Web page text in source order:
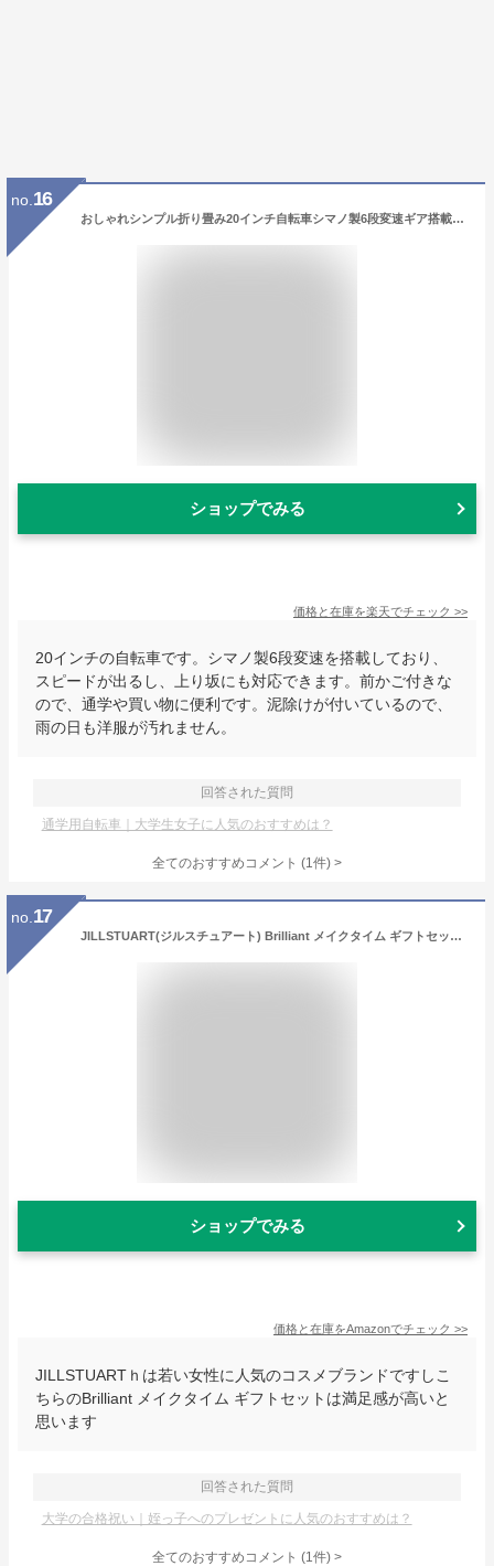
no. 16
おしゃれシンプル折り畳み20インチ自転車シマノ製6段変速ギア搭載折りたたみ自転車 ホワイト ブラック イエロー グリーン グレージュレッド ベージュピンク ネイビー シルバー 折り畳み収納 LEDライト＆フェンダー＆前かご＆ワイヤー錠装備 通勤通学にもマッチ
ショップでみる
価格と在庫を楽天でチェック >>
20インチの自転車です。シマノ製6段変速を搭載しており、
スピードが出るし、上り坂にも対応できます。前かご付きな
ので、通学や買い物に便利です。泥除けが付いているので、
雨の日も洋服が汚れません。
回答された質問
通学用自転車｜大学生女子に人気のおすすめは？
全てのおすすめコメント (1件) >
no. 17
JILLSTUART(ジルスチュアート) Brilliant メイクタイム ギフトセット（コンパクトミラーII＋クリスタルブルームリップブーケ セラム 02＋ソープフラワーブーケ) (ソープフラワーブーケのお色：Pink)
ショップでみる
価格と在庫をAmazonでチェック >>
JILLSTUARTｈは若い女性に人気のコスメブランドですしこ
ちらのBrilliant メイクタイム ギフトセットは満足感が高いと
思います
回答された質問
大学の合格祝い｜姪っ子へのプレゼントに人気のおすすめは？
全てのおすすめコメント (1件) >